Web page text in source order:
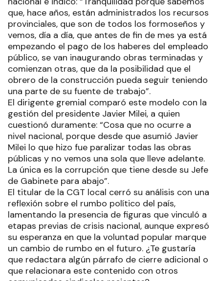
que, hace años, están administrados los recursos
provinciales, que son de todos los formoseños y
vemos, día a día, que antes de fin de mes ya está
empezando el pago de los haberes del empleado
público, se van inaugurando obras terminadas y
comienzan otras, que da la posibilidad que el
obrero de la construcción pueda seguir teniendo
una parte de su fuente de trabajo”.
El dirigente gremial comparó este modelo con la
gestión del presidente Javier Milei, a quien
cuestionó duramente: “Cosa que no ocurre a
nivel nacional, porque desde que asumió Javier
Milei lo que hizo fue paralizar todas las obras
públicas y no vemos una sola que lleve adelante.
La única es la corrupción que tiene desde su Jefe
de Gabinete para abajo”.
El titular de la CGT local cerró su análisis con una
reflexión sobre el rumbo político del país,
lamentando la presencia de figuras que vinculó a
etapas previas de crisis nacional, aunque expresó
su esperanza en que la voluntad popular marque
un cambio de rumbo en el futuro. ¿Te gustaría
que redactara algún párrafo de cierre adicional o
que relacionara este contenido con otros